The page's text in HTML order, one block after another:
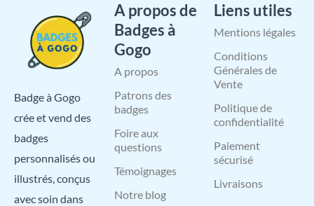
Badge à Gogo
crée et vend des
badges
personnalisés ou
illustrés, conçus
avec soin dans
A propos de
Badges à
Gogo
A propos
Patrons des
badges
Foire aux
questions
Témoignages
Notre blog
Liens utiles
Mentions légales
Conditions
Générales de
Vente
Politique de
confidentialité
Paiement
sécurisé
Livraisons